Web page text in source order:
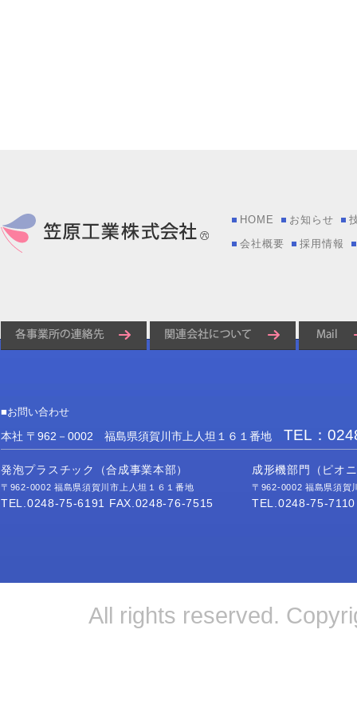
HOME お知らせ
会社概要
採用情報
■お問い合わせ
本社 〒962－0002 福島県須賀川市上人坦１６１番地 TEL：
発泡プラスチック（合成事業本部）
〒962-0002 福島県須賀川市上人坦１６１番地
TEL.0248-75-6191 FAX.0248-76-7515
成形機部門（ピオ
〒962-0002 福島県須賀
TEL.0248-75-
All rights reserved.